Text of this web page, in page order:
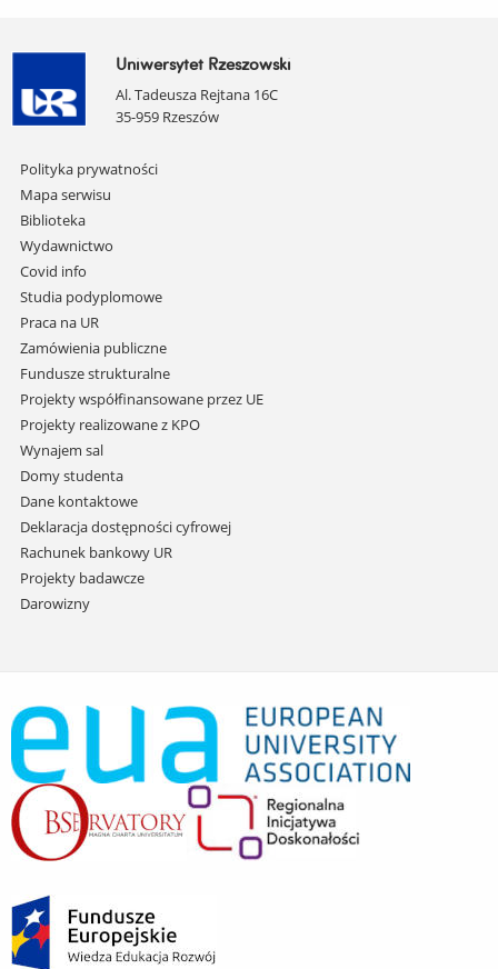
Uniwersytet Rzeszowski
Al. Tadeusza Rejtana 16C
35-959 Rzeszów
Pomiń
nawigację
i
przejdź
do
treści
Polityka prywatności
Mapa serwisu
Biblioteka
Wydawnictwo
Covid info
Studia podyplomowe
Praca na UR
Zamówienia publiczne
Fundusze strukturalne
Projekty współfinansowane przez UE
Projekty realizowane z KPO
Wynajem sal
Domy studenta
Dane kontaktowe
Deklaracja dostępności cyfrowej
Rachunek bankowy UR
Projekty badawcze
Darowizny